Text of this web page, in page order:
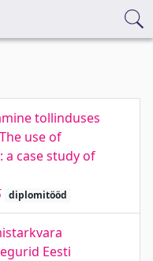
tollinduses
use of
case study of
diplomitööd
Eesti